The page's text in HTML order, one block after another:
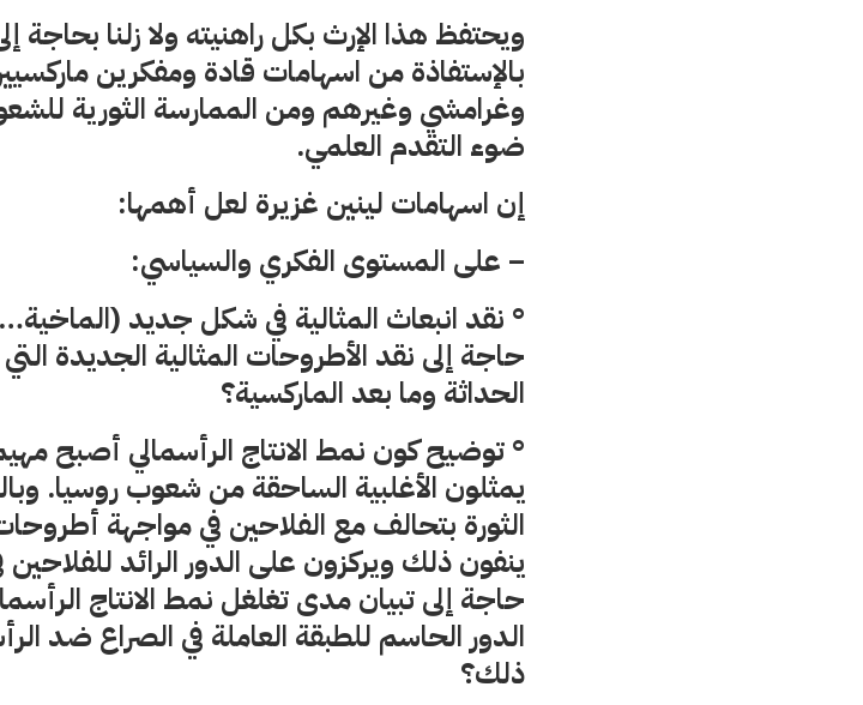
ويحتفظ هذا الإرث بكل راهنيته ولا زلنا بحاجة
بالإستفاذة من اسهامات قادة ومفكرين
وغرامشي وغيرهم ومن الممارسة الثورية
ضوء التقدم العلمي.
إن اسهامات لينين غزيرة لعل أهمها:
– على المستوى الفكري والسياسي:
° نقد انبعاث المثالية في شكل جديد
حاجة إلى نقد الأطروحات المثالية الجديدة
الحداثة وما بعد الماركسية؟
° توضيح كون نمط الانتاج الرأسمالي أصبح
يمثلون الأغلبية الساحقة من شعوب روسيا.
الثورة بتحالف مع الفلاحين في مواجهة أطروحات
ينفون ذلك ويركزون على الدور الرائد للفلاحين
حاجة إلى تبيان مدى تغلغل نمط الانتاج
الدور الحاسم للطبقة العاملة في الصراع ضد
ذلك؟